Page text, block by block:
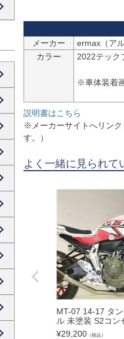
メーカー
ermax（ア
カラー
2022テック
※車体装着
説明書はこちら
※メーカーサイトへリンク
す。）
よく一緒に見られて
MT-07 14-17 タ
ル 未塗装 S2コン
¥29,200 （税込）